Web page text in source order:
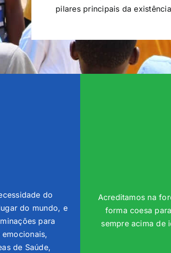
pilares principais da
do
do mundo, e
para
de Saúde,
Acreditamos na
forma coesa
sempre acima de